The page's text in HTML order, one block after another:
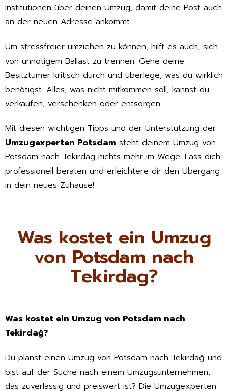
Institutionen über deinen Umzug, damit deine Post auch
an der neuen Adresse ankommt.
Um stressfreier umziehen zu können, hilft es auch, sich
von unnötigem Ballast zu trennen. Gehe deine
Besitztümer kritisch durch und überlege, was du wirklich
benötigst. Alles, was nicht mitkommen soll, kannst du
verkaufen, verschenken oder entsorgen.
Mit diesen wichtigen Tipps und der Unterstützung der
Umzugexperten Potsdam steht deinem Umzug von
Potsdam nach Tekirdag nichts mehr im Wege. Lass dich
professionell beraten und erleichtere dir den Übergang
in dein neues Zuhause!
Was kostet ein Umzug
von Potsdam nach
Tekirdag?
Was kostet ein Umzug von Potsdam nach
Tekirdağ?
Du planst einen Umzug von Potsdam nach Tekirdağ und
bist auf der Suche nach einem Umzugsunternehmen,
das zuverlässig und preiswert ist? Die Umzugexperten